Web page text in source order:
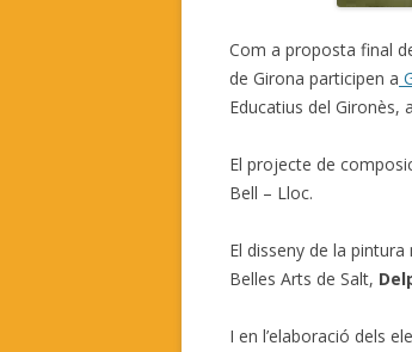
Com a proposta final
de Girona participen a
Educatius del Gironès,
El projecte de
Bell – Lloc.
El disseny de la
Belles Arts de Salt,
I en l’elaboració dels